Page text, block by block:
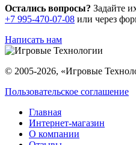
Остались вопросы? Задайте
+7 995-470-07-08 или через
Написать нам
© 2005-2026, «Игровые
Пользовательское соглашение
Главная
Интернет-магазин
О компании